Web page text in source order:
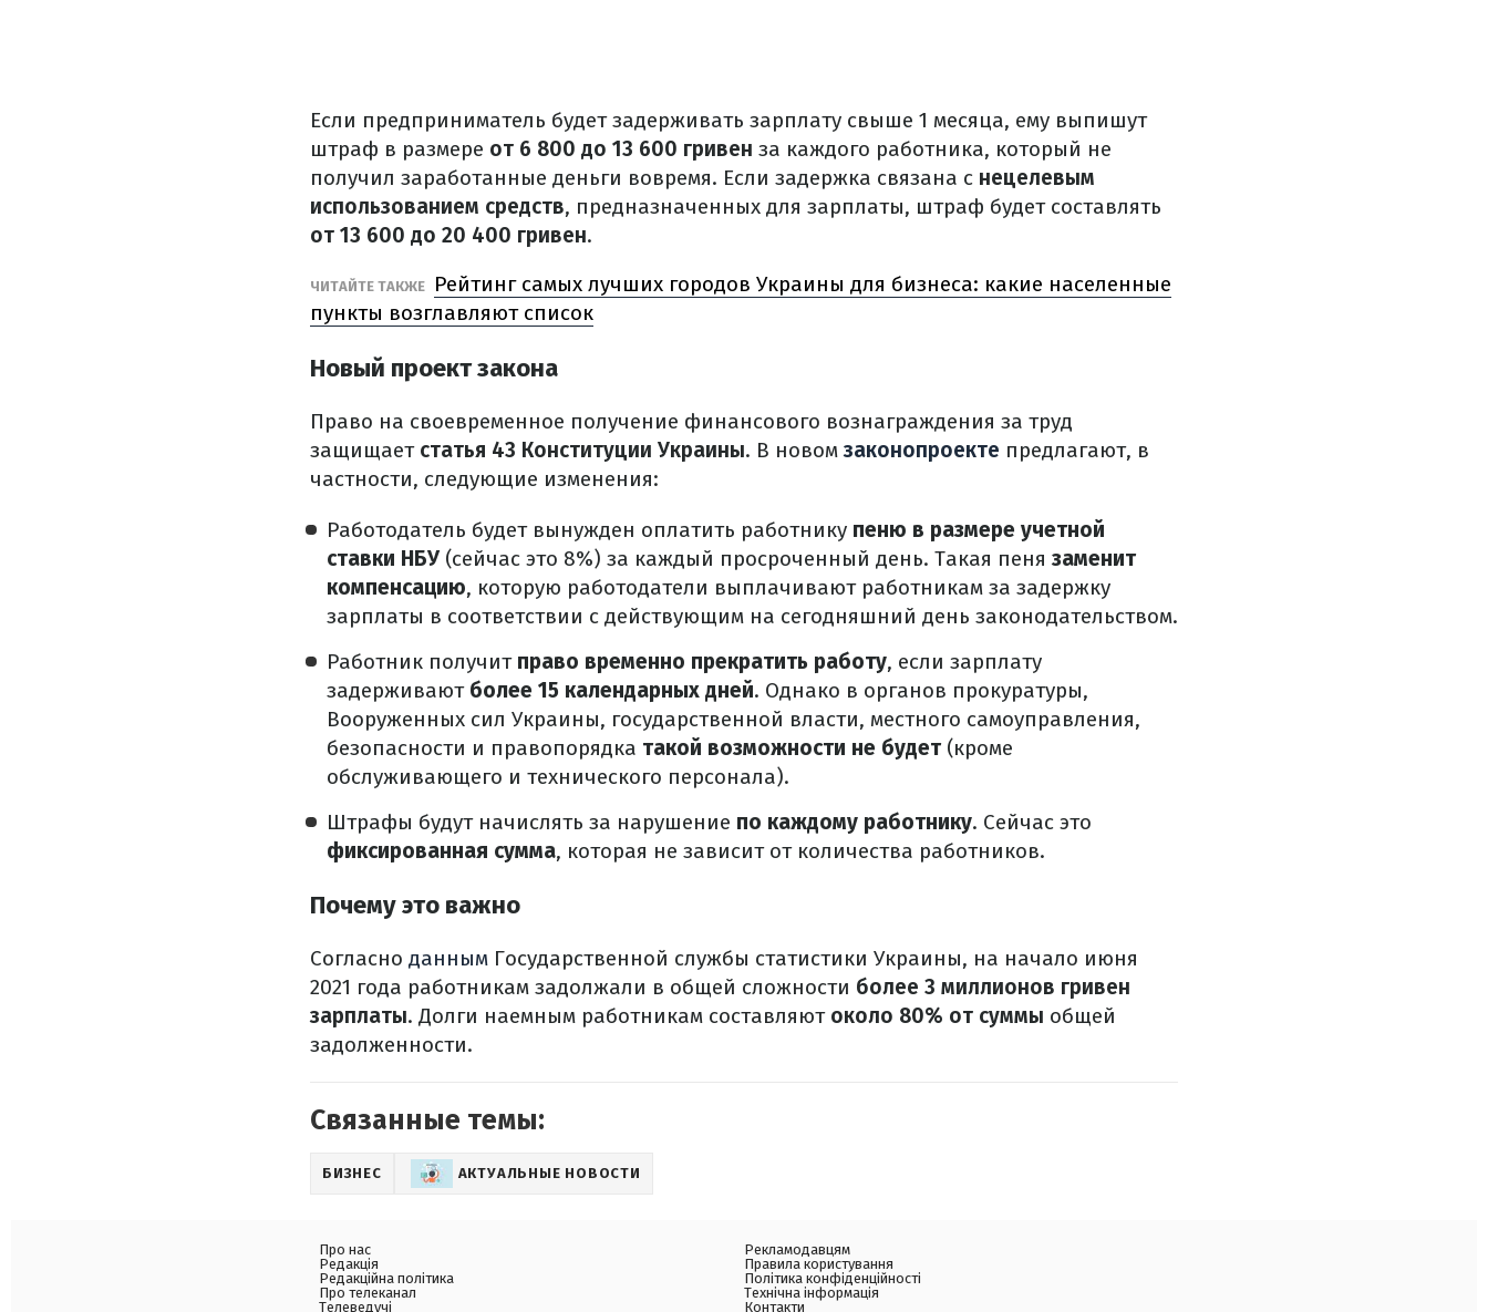
Если предприниматель будет задерживать зарплату свыше 1 месяца, ему выпишут
штраф в размере от 6 800 до 13 600 гривен за каждого работника, который не
получил заработанные деньги вовремя. Если задержка связана с нецелевым
использованием средств, предназначенных для зарплаты, штраф будет составлять
от 13 600 до 20 400 гривен.
ЧИТАЙТЕ ТАКЖЕ
Рейтинг самых лучших городов Украины для бизнеса: какие населенные
пункты возглавляют список
Новый проект закона
Право на своевременное получение финансового вознаграждения за труд
защищает статья 43 Конституции Украины. В новомзаконопроекте предлагают, в
частности, следующие изменения:
Работодатель будет вынужден оплатить работнику пеню в размере учетной
ставки НБУ (сейчас это 8%) за каждый просроченный день. Такая пеня заменит
компенсацию, которую работодатели выплачивают работникам за задержку
зарплаты в соответствии с действующим на сегодняшний день законодательством.
Работник получит право временно прекратить работу, если зарплату
задерживают более 15 календарных дней. Однако в органов прокуратуры,
Вооруженных сил Украины, государственной власти, местного самоуправления,
безопасности и правопорядка такой возможности не будет(кроме
обслуживающего и технического персонала).
Штрафы будут начислять за нарушение по каждому работнику. Сейчас это
фиксированная сумма, которая не зависит от количества работников.
Почему это важно
Согласно данным Государственной службы статистики Украины, на начало июня
2021 года работникам задолжали в общей сложности более 3 миллионов гривен
зарплаты. Долги наемным работникам составляют около 80% от суммы общей
задолженности.
Связанные темы:
БИЗНЕС АКТУАЛЬНЫЕ НОВОСТИ
Про нас
Редакція
Редакційна політика
Про телеканал
Телеведучі
Рекламодавцям
Правила користування
Політика конфіденційності
Технічна інформація
Контакти